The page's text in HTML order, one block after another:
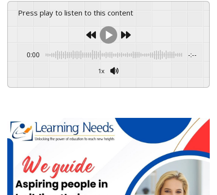
Press play to listen to this content
0:00 -:--
1x